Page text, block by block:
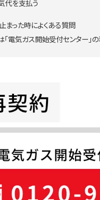
代を支払う
った時によくある質問
電気ガス開始受付センター」